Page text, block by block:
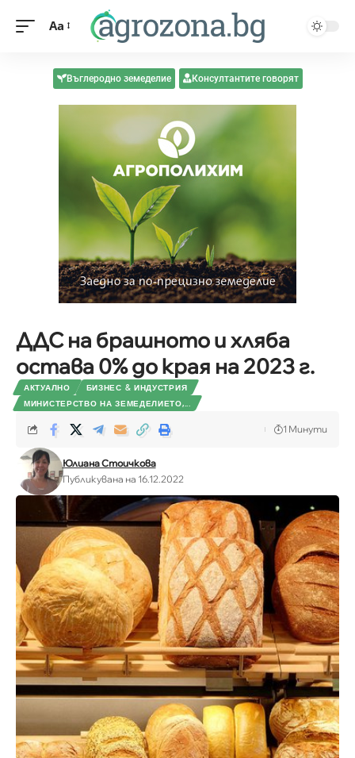
Aa
Въглеродно земеделие Консултантите говорят
ДДС на брашното и хляба
остава 0% до края на 2023 г.
АКТУАЛНО
БИЗНЕС & ИНДУСТРИЯ
МИНИСТЕРСТВО НА ЗЕМЕДЕЛИЕТО,...
Юлиана Стоичкова
Публикувана на 16.12.2022
1 Минути